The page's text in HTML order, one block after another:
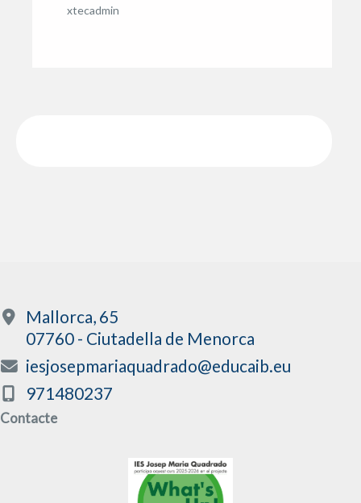
xtecadmin
Mallorca, 65
07760 - Ciutadella de Menorca
iesjosepmariaquadrado@educaib.eu
971480237
Contacte